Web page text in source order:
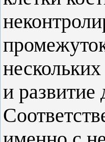
и развитие